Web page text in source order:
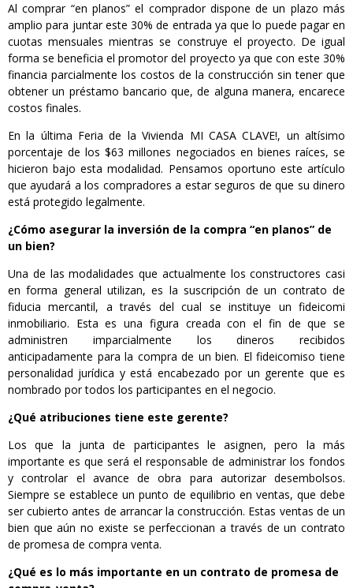
Al comprar “en planos” el comprador dispone de un plazo más
amplio para juntar este 30% de entrada ya que lo puede pagar en
cuotas mensuales mientras se construye el proyecto. De igual
forma se beneficia el promotor del proyecto ya que con este 30%
financia parcialmente los costos de la construcción sin tener que
obtener un préstamo bancario que, de alguna manera, encarece
costos finales.
En la última Feria de la Vivienda MI CASA CLAVE!, un altísimo
porcentaje de los $63 millones negociados en bienes raíces, se
hicieron bajo esta modalidad. Pensamos oportuno este artículo
que ayudará a los compradores a estar seguros de que su dinero
está protegido legalmente.
¿Cómo asegurar la inversión de la compra “en planos” de
un bien?
Una de las modalidades que actualmente los constructores casi
en forma general utilizan, es la suscripción de un contrato de
fiducia mercantil, a través del cual se instituye un fideicomi
inmobiliario. Esta es una figura creada con el fin de que se
administren imparcialmente los dineros recibidos
anticipadamente para la compra de un bien. El fideicomiso tiene
personalidad jurídica y está encabezado por un gerente que es
nombrado por todos los participantes en el negocio.
¿Qué atribuciones tiene este gerente?
Los que la junta de participantes le asignen, pero la más
importante es que será el responsable de administrar los fondos
y controlar el avance de obra para autorizar desembolsos.
Siempre se establece un punto de equilibrio en ventas, que debe
ser cubierto antes de arrancar la construcción. Estas ventas de un
bien que aún no existe se perfeccionan a través de un contrato
de promesa de compra venta.
¿Qué es lo más importante en un contrato de promesa de